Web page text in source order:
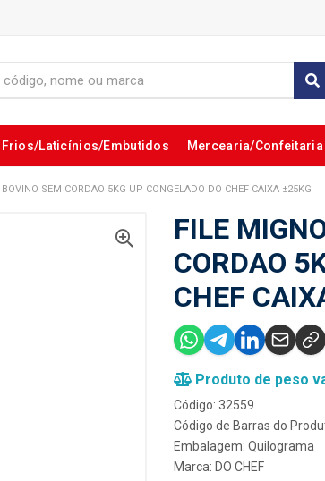
Frios/Laticínios/Embutidos Mercearia/Confeitaria
SEM CORDAO 5KG UP CONGELADO DO CHEF CAIXA ±25KG
FILE
CORDAO
CHEF
Produto de peso
Código: 32559
Código de Barras do
Embalagem: Quilograma
Marca: DO CHEF